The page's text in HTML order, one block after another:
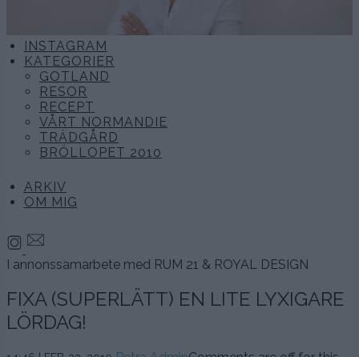
INSTAGRAM
KATEGORIER
GOTLAND
RESOR
RECEPT
VÅRT NORMANDIE
TRÄDGÅRD
BRÖLLOPET 2010
ARKIV
OM MIG
I annonssamarbete med RUM 21 & ROYAL DESIGN
FIXA (SUPERLÄTT) EN LITE LYXIGARE
LÖRDAG!